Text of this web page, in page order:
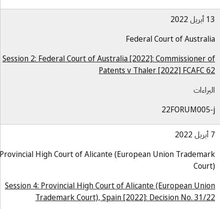
Federal Court of
Session 2: Federal Court of Australia [2022]: Commissioner
Patents v Thaler [2022] FCAFC
Provincial High Court of Alicante (European Union
Session 4: Provincial High Court of Alicante (European
Trademark Court), Spain [2022]: Decision No. 31/